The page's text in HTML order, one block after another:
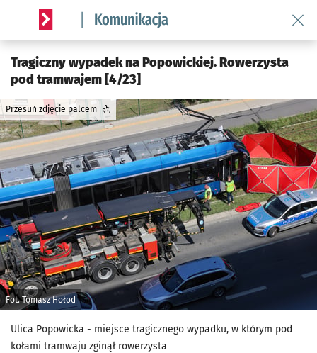
Serwis informacyjny wroclaw.pl podserwis: Komunikacja
Tragiczny wypadek na Popowickiej. Rowerzysta
pod tramwajem [4/23]
Fot. Tomasz Hołod
Przesuń zdjęcie palcem
Ulica Popowicka - miejsce tragicznego wypadku, w którym pod
kołami tramwaju zginął rowerzysta